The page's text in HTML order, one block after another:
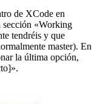
de XCode en
sección «Working
tendréis y que
master). En
la última opción,